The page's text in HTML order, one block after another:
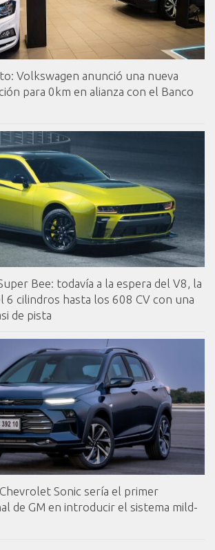
Volkswagen anunció una nueva
para 0km en alianza con el Banco
Bee: todavía a la espera del V8, la
6 cilindros hasta los 608 CV con una
de pista
Sonic sería el primer
de GM en introducir el sistema mild-